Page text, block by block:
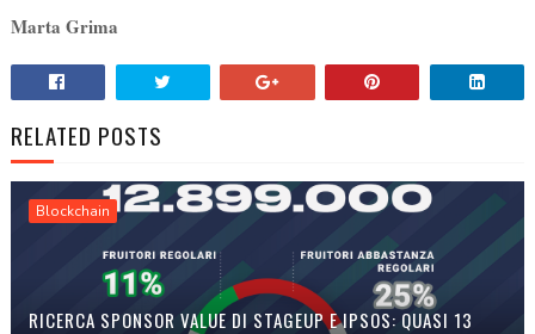
Marta Grima
RELATED POSTS
Blockchain
RICERCA SPONSOR VALUE DI STAGEUP E IPSOS: QUASI 13